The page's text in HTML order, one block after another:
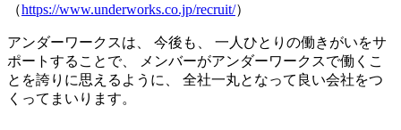
（https://www.underworks.co.jp/recruit/）
アンダーワークスは、 今後も、 一人ひとりの働きがいをサ
ポートすることで、 メンバーがアンダーワークスで働くこ
とを誇りに思えるように、 全社一丸となって良い会社をつ
くってまいります。